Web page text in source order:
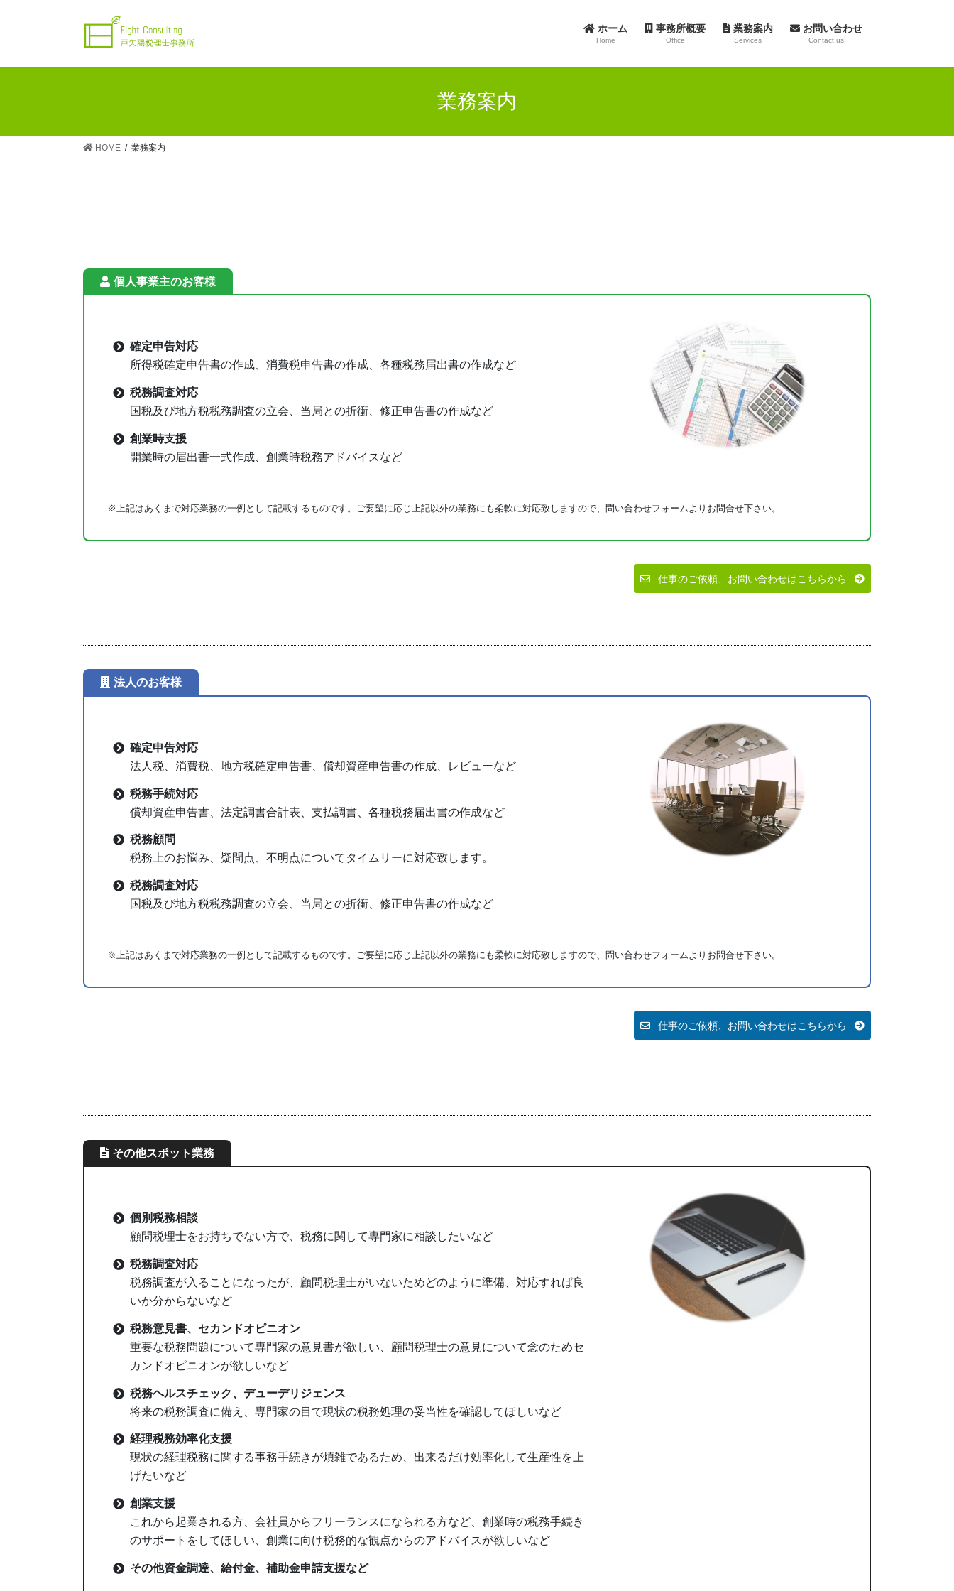
ホーム
Home
事務所概要
Office
業務案内
Services
お問い合わせ
Contact us
業務案内
HOME 業務案内
個人事業主のお客様
確定申告対応
所得税確定申告書の作成、消費税申告書の作成、各種税務届出書の作成など
税務調査対応
国税及び地方税税務調査の立会、当局との折衝、修正申告書の作成など
創業時支援
開業時の届出書一式作成、創業時税務アドバイスなど
※上記はあくまで対応業務の一例として記載するものです。ご要望に応じ上記以外の業務にも柔軟に対応致しますので、問い合わせフォームよりお問合せ下さい。
仕事のご依頼、お問い合わせはこちらから
法人のお客様
確定申告対応
法人税、消費税、地方税確定申告書、償却資産申告書の作成、レビューなど
税務手続対応
償却資産申告書、法定調書合計表、支払調書、各種税務届出書の作成など
税務顧問
税務上のお悩み、疑問点、不明点についてタイムリーに対応致します。
税務調査対応
国税及び地方税税務調査の立会、当局との折衝、修正申告書の作成など
※上記はあくまで対応業務の一例として記載するものです。ご要望に応じ上記以外の業務にも柔軟に対応致しますので、問い合わせフォームよりお問合せ下さい。
仕事のご依頼、お問い合わせはこちらから
その他スポット業務
個別税務相談
顧問税理士をお持ちでない方で、税務に関して専門家に相談したいなど
税務調査対応
税務調査が入ることになったが、顧問税理士がいないためどのように準備、対応すれば良
いか分からないなど
税務意見書、セカンドオピニオン
重要な税務問題について専門家の意見書が欲しい、顧問税理士の意見について念のためセ
カンドオピニオンが欲しいなど
税務ヘルスチェック、デューデリジェンス
将来の税務調査に備え、専門家の目で現状の税務処理の妥当性を確認してほしいなど
経理税務効率化支援
現状の経理税務に関する事務手続きが煩雑であるため、出来るだけ効率化して生産性を上
げたいなど
創業支援
これから起業される方、会社員からフリーランスになられる方など、創業時の税務手続き
のサポートをしてほしい、創業に向け税務的な観点からのアドバイスが欲しいなど
その他資金調達、給付金、補助金申請支援など